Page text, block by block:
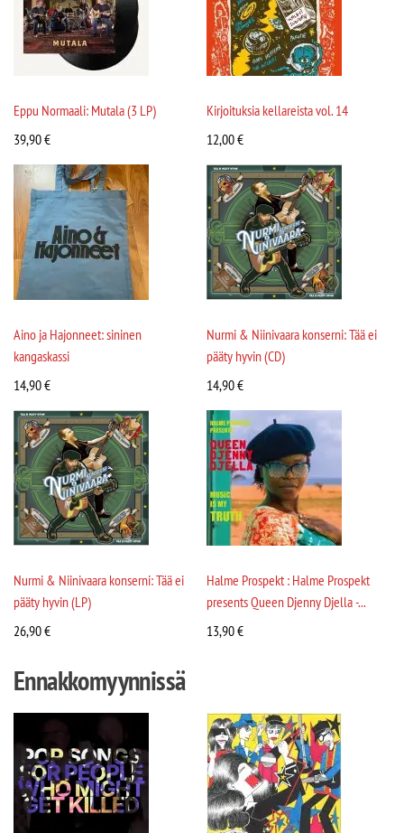
Eppu Normaali: Mutala (3 LP)
39,90€
Kirjoituksia kellareista vol. 14
12,00€
Aino ja Hajonneet: sininen
kangaskassi
14,90€
Nurmi & Niinivaara konserni: Tää ei
pääty hyvin (CD)
14,90€
Nurmi & Niinivaara konserni: Tää ei
pääty hyvin (LP)
26,90€
Halme Prospekt : Halme Prospekt
presents Queen Djenny Djella -...
13,90€
Ennakkomyynnissä